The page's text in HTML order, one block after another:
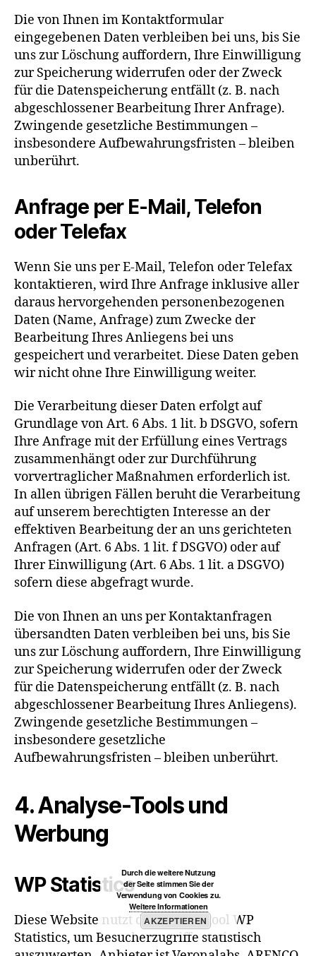
Die von Ihnen im Kontaktformular
eingegebenen Daten verbleiben bei uns, bis Sie
uns zur Löschung auffordern, Ihre Einwilligung
zur Speicherung widerrufen oder der Zweck
für die Datenspeicherung entfällt (z. B. nach
abgeschlossener Bearbeitung Ihrer Anfrage).
Zwingende gesetzliche Bestimmungen –
insbesondere Aufbewahrungsfristen – bleiben
unberührt.
Anfrage per E-Mail, Telefon
oder Telefax
Wenn Sie uns per E-Mail, Telefon oder Telefax
kontaktieren, wird Ihre Anfrage inklusive aller
daraus hervorgehenden personenbezogenen
Daten (Name, Anfrage) zum Zwecke der
Bearbeitung Ihres Anliegens bei uns
gespeichert und verarbeitet. Diese Daten geben
wir nicht ohne Ihre Einwilligung weiter.
Die Verarbeitung dieser Daten erfolgt auf
Grundlage von Art. 6 Abs. 1 lit. b DSGVO, sofern
Ihre Anfrage mit der Erfüllung eines Vertrags
zusammenhängt oder zur Durchführung
vorvertraglicher Maßnahmen erforderlich ist.
In allen übrigen Fällen beruht die Verarbeitung
auf unserem berechtigten Interesse an der
effektiven Bearbeitung der an uns gerichteten
Anfragen (Art. 6 Abs. 1 lit. f DSGVO) oder auf
Ihrer Einwilligung (Art. 6 Abs. 1 lit. a DSGVO)
sofern diese abgefragt wurde.
Die von Ihnen an uns per Kontaktanfragen
übersandten Daten verbleiben bei uns, bis Sie
uns zur Löschung auffordern, Ihre Einwilligung
zur Speicherung widerrufen oder der Zweck
für die Datenspeicherung entfällt (z. B. nach
abgeschlossener Bearbeitung Ihres Anliegens).
Zwingende gesetzliche Bestimmungen –
insbesondere gesetzliche
Aufbewahrungsfristen – bleiben unberührt.
4. Analyse-Tools und
Werbung
WP Statistics
Diese Website nutzt das Analysetool WP
Statistics, um Besucherzugriffe statistisch
Durch die weitere Nutzung
der Seite stimmen Sie der
Verwendung von Cookies zu.
Weitere Informationen
AKZEPTIEREN